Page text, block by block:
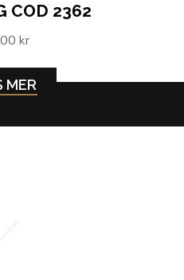
COD 2362
kr
MER